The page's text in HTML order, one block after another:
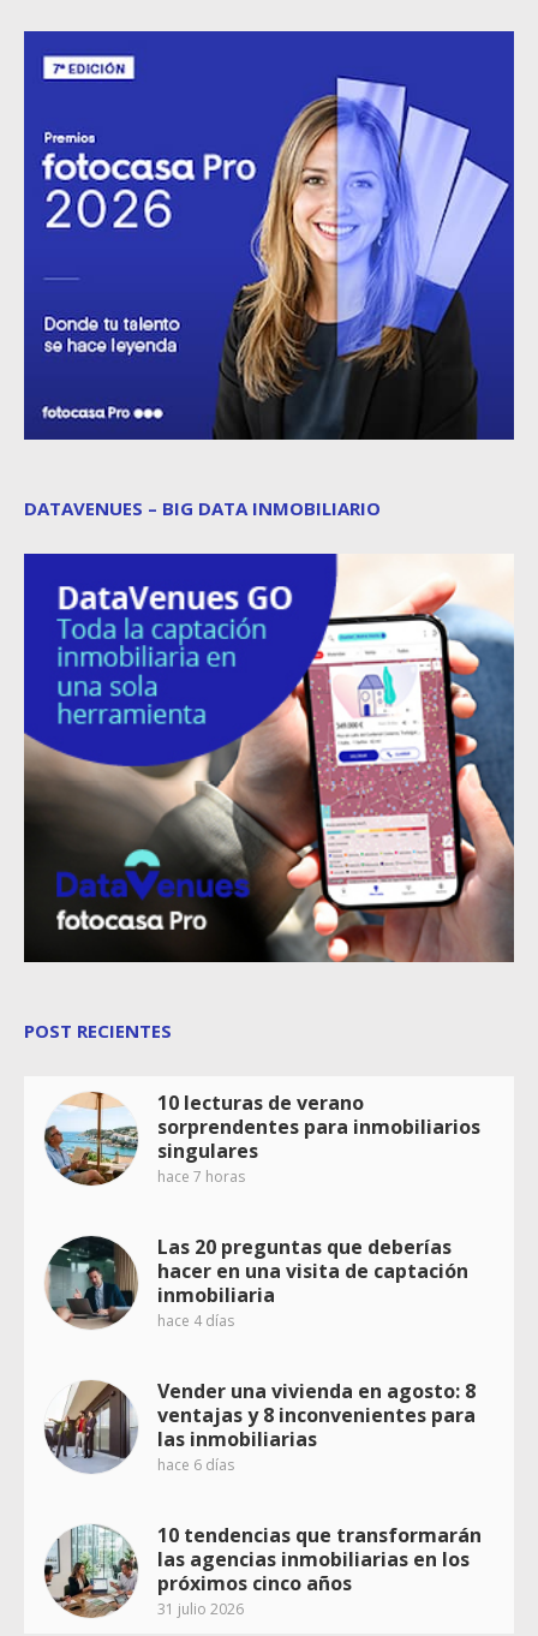
DATAVENUES – BIG DATA INMOBILIARIO
POST RECIENTES
10 lecturas de verano
sorprendentes para inmobiliarios
singulares
hace 7 horas
Las 20 preguntas que deberías
hacer en una visita de captación
inmobiliaria
hace 4 días
Vender una vivienda en agosto: 8
ventajas y 8 inconvenientes para
las inmobiliarias
hace 6 días
10 tendencias que transformarán
las agencias inmobiliarias en los
próximos cinco años
31 julio 2026